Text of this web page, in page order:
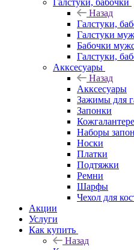
Галстуки, бабочки
Назад
Галстуки,
Галстуки
Бабочки
Галстуки,
Акксесуары
Назад
Акксесуары
Зажимы для
Запонки
Наборы
Носки
Платки
Подтяжки
Ремни
Шарфы
Чехол для
Акции
Услуги
Как купить
Назад